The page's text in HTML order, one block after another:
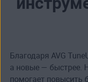
Благодаря AVG
а новые — быстрее.
помогает повысить